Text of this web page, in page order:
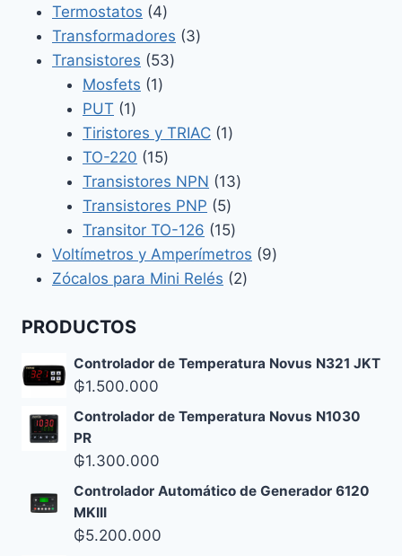
Termostatos 44
productos
Transformadores 33
Transistores 5353
Mosfets 11
PUT 11
producto
Tiristores y TRIAC 11
TO-220 1515
productos
Transistores NPN 1313
Transistores PNP 55
productos
Transitor TO-126 1515
productos
Voltímetros y Amperímetros 99
Zócalos para Mini Relés 22
PRODUCTOS
Controlador de Temperatura Novus N321 JKT
₲1.500.000
Controlador de Temperatura Novus N1030
PR
₲1.300.000
Controlador Automático de Generador 6120
MKIII
₲5.200.000